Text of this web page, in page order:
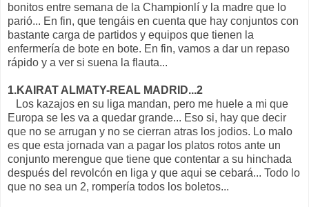
bonitos entre semana de la Championlí y la madre que lo
parió... En fin, que tengáis en cuenta que hay conjuntos con
bastante carga de partidos y equipos que tienen la
enfermería de bote en bote. En fin, vamos a dar un repaso
rápido y a ver si suena la flauta...
1.KAIRAT ALMATY-REAL MADRID...2
Los kazajos en su liga mandan, pero me huele a mi que
Europa se les va a quedar grande... Eso si, hay que decir
que no se arrugan y no se cierran atras los jodios. Lo malo
es que esta jornada van a pagar los platos rotos ante un
conjunto merengue que tiene que contentar a su hinchada
después del revolcón en liga y que aqui se cebará... Todo lo
que no sea un 2, rompería todos los boletos...